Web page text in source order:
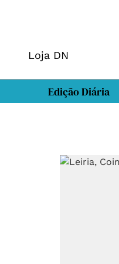
Loja DN
Edição Diária